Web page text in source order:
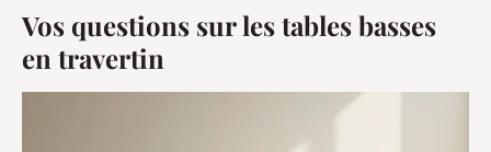
Vos questions sur les tables basses
en travertin